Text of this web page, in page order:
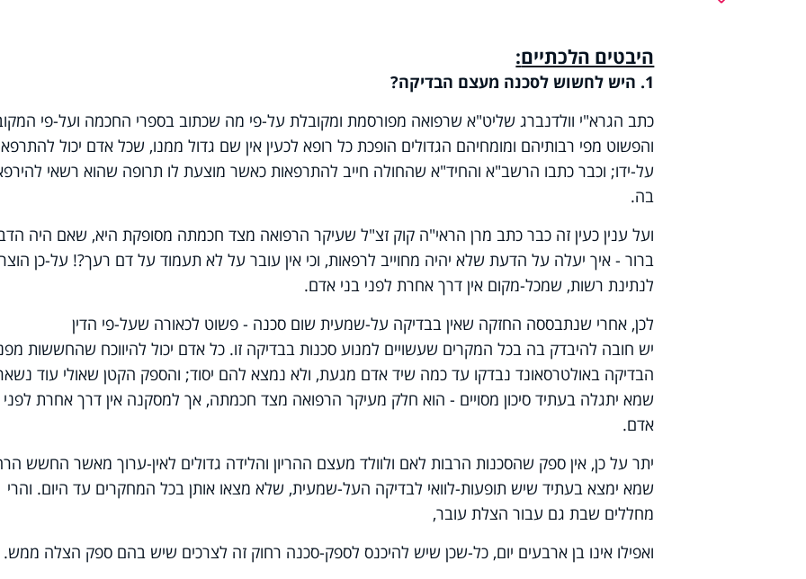
היבטים הלכתיים:
1. היש לחשוש לסכנה מעצם הבדיקה?
כתב הגרא"י וולדנברג שליט"א שרפואה מפורסמת ומקובלת על-פי מה שכתוב בספרי החכמה ועל-פי
והפשוט מפי רבותיהם ומומחיהם הגדולים הופכת כל רופא לכעין אין שם גדול ממנו, שכל אדם יכול להתרפא
על-ידו; וכבר כתבו הרשב"א והחיד"א שהחולה חייב להתרפאות כאשר מוצעת לו תרופה שהוא רשאי
בה.
ועל ענין כעין זה כבר כתב מרן הראי"ה קוק זצ"ל שעיקר הרפואה מצד חכמתה מסופקת היא, שאם היה
ברור - איך יעלה על הדעת שלא יהיה מחוייב לרפאות, וכי אין עובר על לא תעמוד על דם רעך?! על-כן
לנתינת רשות, שמכל-מקום אין דרך אחרת לפני בני אדם.
לכן, אחרי שנתבססה החזקה שאין בבדיקה על-שמעית שום סכנה - פשוט לכאורה שעל-פי הדין
יש חובה להיבדק בה בכל המקרים שעשויים למנוע סכנות בבדיקה זו. כל אדם יכול להיווכח שהחששות
הבדיקה באולטרסאונד נבדקו עד כמה שיד אדם מגעת, ולא נמצא להם יסוד; והספק הקטן שאולי עוד
שמא יתגלה בעתיד סיכון מסויים - הוא חלק מעיקר הרפואה מצד חכמתה, אך למסקנה אין דרך אחרת לפני
אדם.
יתר על כן, אין ספק שהסכנות הרבות לאם ולוולד מעצם ההריון והלידה גדולים לאין-ערוך מאשר החשש
שמא ימצא בעתיד שיש תופעות-לוואי לבדיקה העל-שמעית, שלא מצאו אותן בכל המחקרים עד היום. והרי
מחללים שבת גם עבור הצלת עובר,
ואפילו אינו בן ארבעים יום, כל-שכן שיש להיכנס לספק-סכנה רחוק זה לצרכים שיש בהם ספק הצלה ממש.